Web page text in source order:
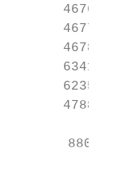
4676P
4677P
4678P
6341P
6235P
4788P
8802P